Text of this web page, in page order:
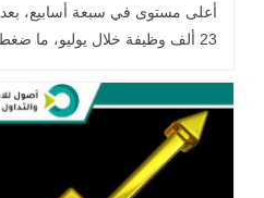
أعلى مستوى في سبعة أسابيع، بعد
23 ألف وظيفة خلال يوليو، ما